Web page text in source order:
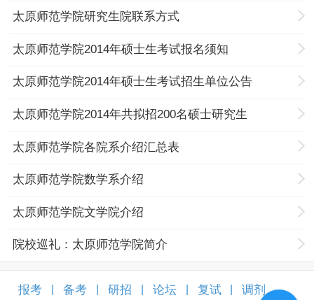
太原师范学院研究生院联系方式
太原师范学院2014年硕士生考试报名须知
太原师范学院2014年硕士生考试招生单位公告
太原师范学院2014年共拟招200名硕士研究生
太原师范学院各院系介绍汇总表
太原师范学院数学系介绍
太原师范学院文学院介绍
院校巡礼：太原师范学院简介
报考 备考 研招 论坛 复试 调剂